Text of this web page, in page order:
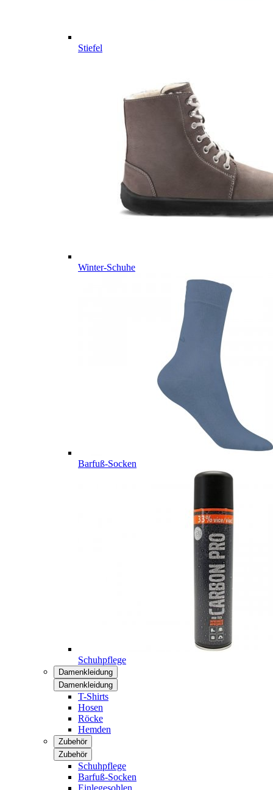
Stiefel
Winter-Schuhe
Barfuß-Socken
Schuhpflege
Damenkleidung
Damenkleidung
T-Shirts
Hosen
Röcke
Hemden
Zubehör
Zubehör
Schuhpflege
Barfuß-Socken
Einlegesohlen